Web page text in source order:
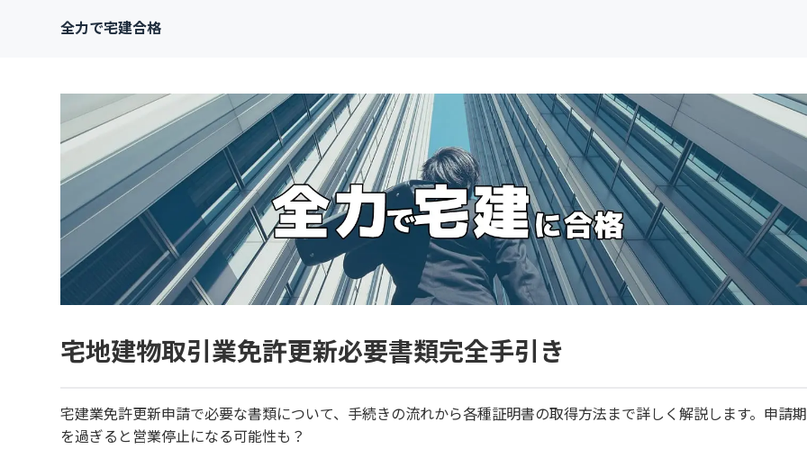
全力で宅建合格
宅地建物取引業免許更新必要書類完全手引き
宅建業免許更新申請で必要な書類について、手続きの流れから各種証明書の取得方法まで詳しく解説します。申請
を過ぎると営業停止になる可能性も？